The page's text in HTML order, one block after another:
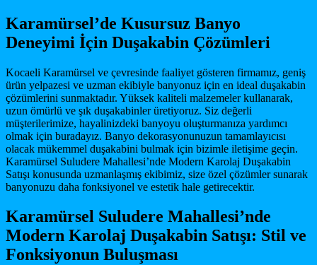
Karamürsel’de Kusursuz Banyo
Deneyimi İçin Duşakabin Çözümleri
Kocaeli Karamürsel ve çevresinde faaliyet gösteren firmamız, geniş
ürün yelpazesi ve uzman ekibiyle banyonuz için en ideal duşakabin
çözümlerini sunmaktadır. Yüksek kaliteli malzemeler kullanarak,
uzun ömürlü ve şık duşakabinler üretiyoruz. Siz değerli
müşterilerimize, hayalinizdeki banyoyu oluşturmanıza yardımcı
olmak için buradayız. Banyo dekorasyonunuzun tamamlayıcısı
olacak mükemmel duşakabini bulmak için bizimle iletişime geçin.
Karamürsel Suludere Mahallesi’nde Modern Karolaj Duşakabin
Satışı konusunda uzmanlaşmış ekibimiz, size özel çözümler sunarak
banyonuzu daha fonksiyonel ve estetik hale getirecektir.
Karamürsel Suludere Mahallesi’nde
Modern Karolaj Duşakabin Satışı: Stil ve
Fonksiyonun Buluşması